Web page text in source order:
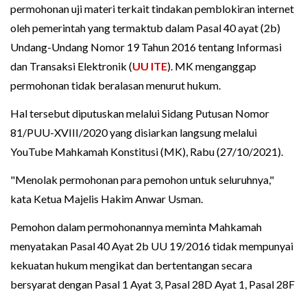
permohonan uji materi terkait tindakan pemblokiran internet
oleh pemerintah yang termaktub dalam Pasal 40 ayat (2b)
Undang-Undang Nomor 19 Tahun 2016 tentang Informasi
dan Transaksi Elektronik (UU ITE). MK menganggap
permohonan tidak beralasan menurut hukum.
Hal tersebut diputuskan melalui Sidang Putusan Nomor
81/PUU-XVIII/2020 yang disiarkan langsung melalui
YouTube Mahkamah Konstitusi (MK), Rabu (27/10/2021).
"Menolak permohonan para pemohon untuk seluruhnya,"
kata Ketua Majelis Hakim Anwar Usman.
Pemohon dalam permohonannya meminta Mahkamah
menyatakan Pasal 40 Ayat 2b UU 19/2016 tidak mempunyai
kekuatan hukum mengikat dan bertentangan secara
bersyarat dengan Pasal 1 Ayat 3, Pasal 28D Ayat 1, Pasal 28F